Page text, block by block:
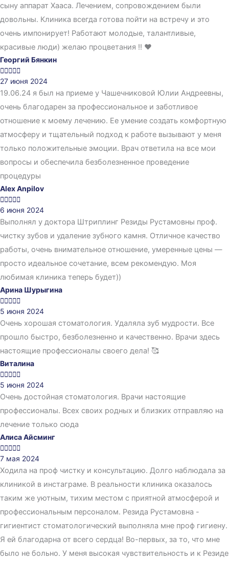
сыну аппарат Хааса. Лечением, сопровождением были
довольны. Клиника всегда готова пойти на встречу и это
очень импонирует! Работают молодые, талантливые,
красивые люди) желаю процветания !! ❤️
Георгий Бянкин

27 июня 2024
19.06.24 я был на приеме у Чашечниковой Юлии Андреевны,
очень благодарен за профессиональное и заботливое
отношение к моему лечению. Ее умение создать комфортную
атмосферу и тщательный подход к работе вызывают у меня
только положительные эмоции. Врач ответила на все мои
вопросы и обеспечила безболезненное проведение
процедуры
Alex Anpilov

6 июня 2024
Выполнял у доктора Штриплинг Резиды Рустамовны проф.
чистку зубов и удаление зубного камня. Отличное качество
работы, очень внимательное отношение, умеренные цены —
просто идеальное сочетание, всем рекомендую. Моя
любимая клиника теперь будет))
Арина Шурыгина

5 июня 2024
Очень хорошая стоматология. Удаляла зуб мудрости. Все
прошло быстро, безболезненно и качественно. Врачи здесь
настоящие профессионалы своего дела! 🥰
Виталина

5 июня 2024
Очень достойная стоматология. Врачи настоящие
профессионалы. Всех своих родных и близких отправляю на
лечение только сюда
Алиса Айсминг

7 мая 2024
Ходила на проф чистку и консультацию. Долго наблюдала за
клиникой в инстаграме. В реальности клиника оказалось
таким же уютным, тихим местом с приятной атмосферой и
профессиональным персоналом. Резида Рустамовна -
гигиентист стоматологический выполняла мне проф гигиену.
Я ей благодарна от всего сердца! Во-первых, за то, что мне
было не больно. У меня высокая чувствительность и к Резиде